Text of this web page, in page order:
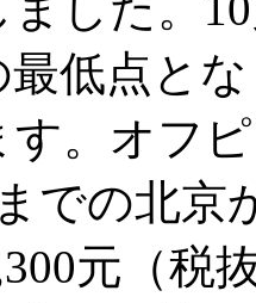
最低点と
す。オフ
での北京
元（税